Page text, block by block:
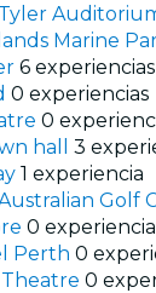
Marine
6 experiencias
0 experiencias
0
hall 3
1 experiencia
Golf
0
Perth 0
0